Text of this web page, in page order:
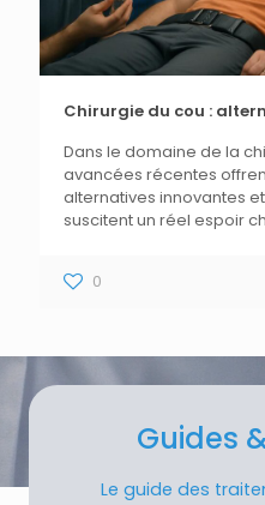
Chirurgie du cou :
Dans le domaine de la
avancées récentes
alternatives innovantes
suscitent un réel espoir
0
Guides
Le guide des